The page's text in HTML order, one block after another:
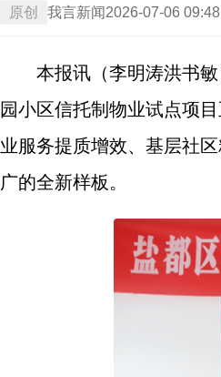
原创 我言新闻 2026-07-06 09:48
本报讯（李明涛洪书
园小区信托制物业试点项
业服务提质增效、基层社
广的全新样板。